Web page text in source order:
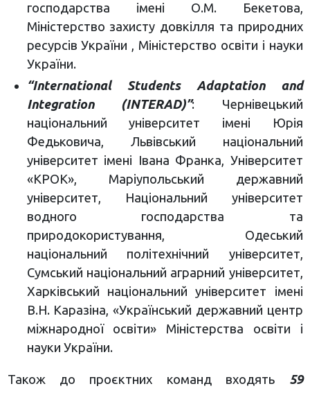
господарства імені О.М. Бекетова,
Міністерство захисту довкілля та природних
ресурсів України , Міністерство освіти і науки
України.
“International Students Adaptation and
Integration (INTERAD)”: Чернівецький
національний університет імені Юрія
Федьковича, Львівський національний
університет імені Івана Франка, Університет
«КРОК», Маріупольський державний
університет, Національний університет
водного господарства та
природокористування, Одеський
національний політехнічний університет,
Сумський національний аграрний університет,
Харківський національний університет імені
В.Н. Каразіна, «Український державний центр
міжнародної освіти» Міністерства освіти і
науки України.
Також до проєктних команд входять 59